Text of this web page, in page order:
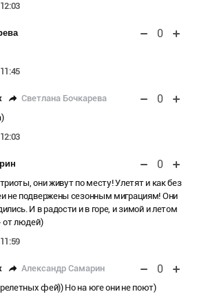
0
Светлана Бочкарева 0
0
они живут по месту! Улетят и как без
не подвержены сезонным миграциям! Они
И в радости и в горе, и зимой и летом
от людей)
Александр Самарин 0
фей)) Но на юге они не поют)